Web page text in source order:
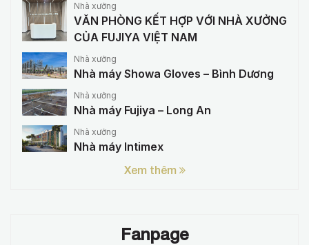
Nhà xưởng
VĂN PHÒNG KẾT HỢP VỚI NHÀ XƯỞNG
CỦA FUJIYA VIỆT NAM
Nhà xưởng
Nhà máy Showa Gloves – Bình Dương
Nhà xưởng
Nhà máy Fujiya – Long An
Nhà xưởng
Nhà máy Intimex
Xem thêm
Fanpage